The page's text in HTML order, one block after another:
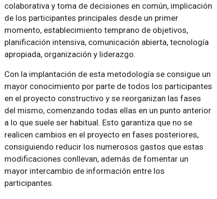
colaborativa y toma de decisiones en común, implicación
de los participantes principales desde un primer
momento, establecimiento temprano de objetivos,
planificación intensiva, comunicación abierta, tecnología
apropiada, organización y liderazgo.
Con la implantación de esta metodología se consigue un
mayor conocimiento por parte de todos los participantes
en el proyecto constructivo y se reorganizan las fases
del mismo, comenzando todas ellas en un punto anterior
a lo que suele ser habitual. Esto garantiza que no se
realicen cambios en el proyecto en fases posteriores,
consiguiendo reducir los numerosos gastos que estas
modificaciones conllevan, además de fomentar un
mayor intercambio de información entre los
participantes.